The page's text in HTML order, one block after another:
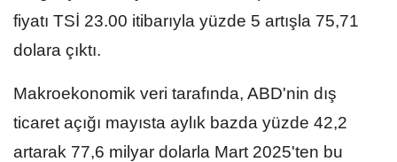
fiyatı TSİ 23.00 itibarıyla yüzde 5 artışla 75,71
dolara çıktı.
Makroekonomik veri tarafında, ABD'nin dış
ticaret açığı mayısta aylık bazda yüzde 42,2
artarak 77,6 milyar dolarla Mart 2025'ten bu